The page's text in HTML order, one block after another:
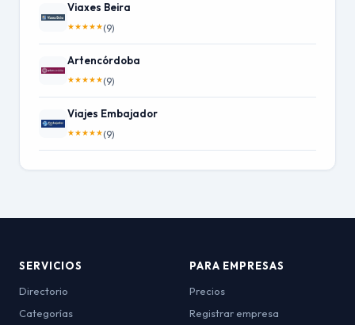
Viaxes Beira
★★★★★(9)
Artencórdoba
★★★★★(9)
Viajes Embajador
★★★★★(9)
SERVICIOS
Directorio
Categorías
PARA EMPRESAS
Precios
Registrar empresa